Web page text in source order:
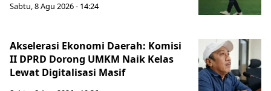
Sabtu, 8 Agu 2026 - 14:24
Akselerasi Ekonomi Daerah: Komisi
II DPRD Dorong UMKM Naik Kelas
Lewat Digitalisasi Masif